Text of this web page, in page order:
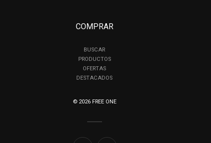
COMPRAR
BUSCAR
PRODUCTOS
OFERTAS
DESTACADOS
© 2026 FREE ONE